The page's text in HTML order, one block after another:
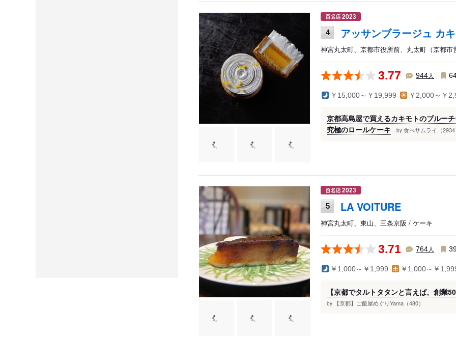
4 アッサンブラージュ カ
神宮丸太町、京都市役所前、丸太町（京都市
3.77 944人
￥15,000～￥19,999 ￥2,000～￥
京都高島屋で買えるカキモトのブルー
究極のロールケーキ by 食べサムライ（2934
5 LA VOITURE
神宮丸太町、東山、三条京阪 / ケーキ
3.71 764人
￥1,000～￥1,999 ￥1,000～￥
【京都でタルトタタンと言えば。創業
by 【京都】ご飯屋めぐりYama（480）